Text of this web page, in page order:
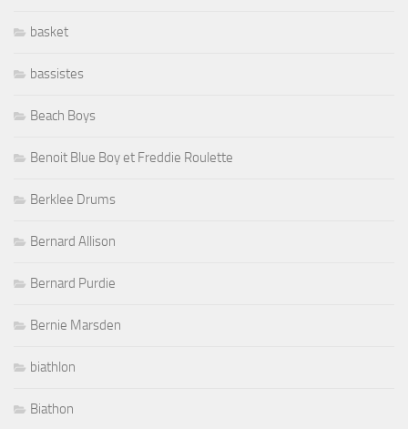
basket
bassistes
Beach Boys
Benoit Blue Boy et Freddie Roulette
Berklee Drums
Bernard Allison
Bernard Purdie
Bernie Marsden
biathlon
Biathon